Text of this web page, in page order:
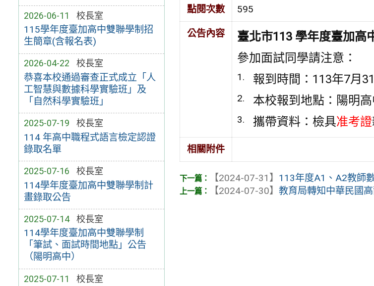
2026-06-11 校長室
115學年度臺加高中雙聯學制招
生簡章(含報名表)
2026-04-22 校長室
恭喜本校通過審查正式成立「人
工智慧與數據科學實驗班」及
「自然科學實驗班」
2025-07-19 校長室
114 年高中職程式語言檢定認證
錄取名單
2025-07-16 校長室
114學年度臺加高中雙聯學制計
畫錄取公告
2025-07-14 校長室
114學年度臺加高中雙聯學制
「筆試、面試時間地點」公告
（陽明高中）
2025-07-11 校長室
點閱次數 595
公告內容 臺北市113 學年度臺加高
參加面試同學請注意：
報到時間：113年7月
本校報到地點： 陽明
攜帶資料：檢具准考證
相關附件
【2024-07-31】 113年度A1、A2教師
【2024-07-30】教育局轉知中華民國